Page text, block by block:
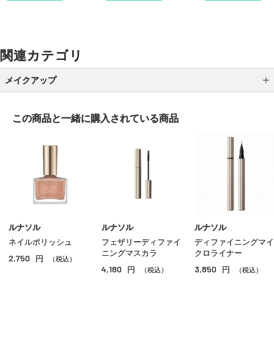
関連カテゴリ
メイクアップ
マスカラ
グロス
チーク
シェーディング・ハイライト
この商品と一緒に購入されている商品
ルナソル
ネイルポリッシュ
2,750 円 （税込）
ルナソル
フェザリーディファイ
ニングマスカラ
4,180 円 （税込）
ルナソル
ディファイニングマイ
クロライナー
3,850 円 （税込）